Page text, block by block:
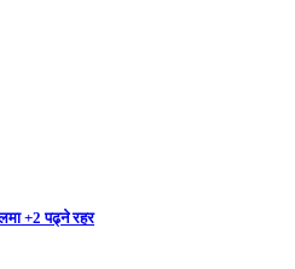
+2 पढ्ने रहर